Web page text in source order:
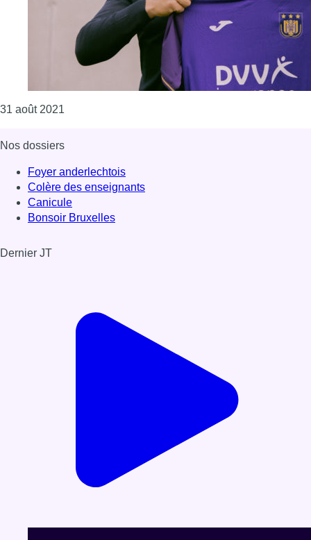
31 août 2021
Nos dossiers
Foyer anderlechtois
Colère des enseignants
Canicule
Bonsoir Bruxelles
Dernier JT